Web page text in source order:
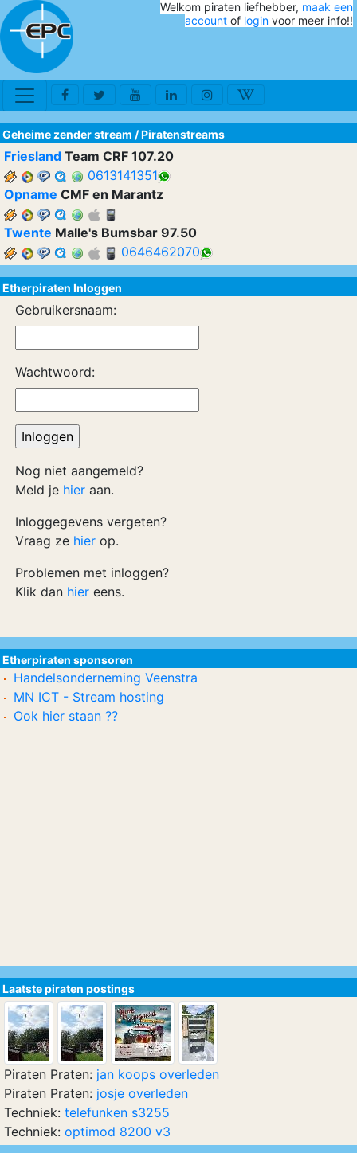
Welkom piraten liefhebber, maak een
account of login voor meer info!!
Geheime zender stream /Piratenstreams
Friesland Team CRF 107.20
0613141351
Opname CMF en Marantz
Twente Malle's Bumsbar 97.50
0646462070
Etherpiraten Inloggen
Gebruikersnaam:
Wachtwoord:
Nog niet aangemeld?
Meld je hier aan.
Inloggegevens vergeten?
Vraag ze hier op.
Problemen met inloggen?
Klik dan hier eens.
Etherpiraten sponsoren
Handelsonderneming Veenstra
MN ICT - Stream hosting
Ook hier staan ??
Laatste piraten postings
Piraten Praten: jan koops overleden
Piraten Praten: josje overleden
Techniek: telefunken s3255
Techniek: optimod 8200 v3